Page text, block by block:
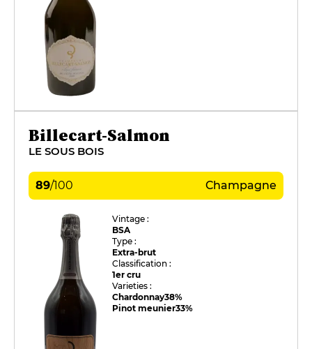
Billecart-Salmon
LE SOUS BOIS
89/100 Champagne
Vintage :
BSA
Type :
Extra-brut
Classification :
1er cru
Varieties :
Chardonnay38%
Pinot meunier33%